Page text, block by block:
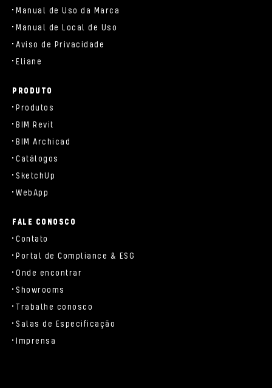
Manual de Uso da Marca
Manual de Local de Uso
Aviso de Privacidade
Eliane
PRODUTO
Produtos
BIM Revit
BIM Archicad
Catálogos
SketchUp
WebApp
FALE CONOSCO
Contato
Portal de Compliance & ESG
Onde encontrar
Showrooms
Trabalhe conosco
Salas de Especificação
Imprensa